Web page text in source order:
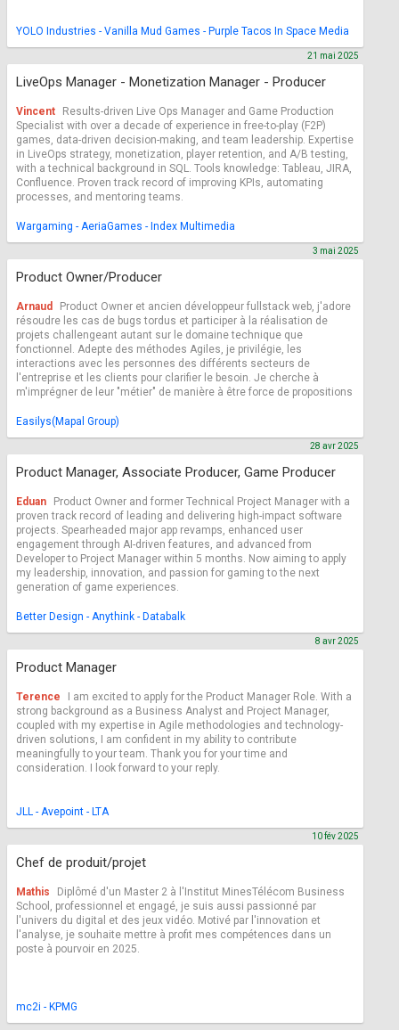
YOLO Industries - Vanilla Mud Games - Purple Tacos In Space Media
LiveOps Manager - Monetization Manager - Producer
21 mai 2025
Vincent
Results-driven Live Ops Manager and Game Production
Specialist with over a decade of experience in free-to-play (F2P)
games, data-driven decision-making, and team leadership. Expertise
in LiveOps strategy, monetization, player retention, and A/B testing,
with a technical background in SQL. Tools knowledge: Tableau, JIRA,
Confluence. Proven track record of improving KPIs, automating
processes, and mentoring teams.
Wargaming - AeriaGames - Index Multimedia
Product Owner/Producer
3 mai 2025
Arnaud
Product Owner et ancien développeur fullstack web, j'adore
résoudre les cas de bugs tordus et participer à la réalisation de
projets challengeant autant sur le domaine technique que
fonctionnel. Adepte des méthodes Agiles, je privilégie, les
interactions avec les personnes des différents secteurs de
l'entreprise et les clients pour clarifier le besoin. Je cherche à
m'imprégner de leur "métier" de manière à être force de propositions
Easilys(Mapal Group)
Product Manager, Associate Producer, Game Producer
28 avr 2025
Eduan
Product Owner and former Technical Project Manager with a
proven track record of leading and delivering high-impact software
projects. Spearheaded major app revamps, enhanced user
engagement through AI-driven features, and advanced from
Developer to Project Manager within 5 months. Now aiming to apply
my leadership, innovation, and passion for gaming to the next
generation of game experiences.
Better Design - Anythink - Databalk
Product Manager
8 avr 2025
Terence
I am excited to apply for the Product Manager Role. With a
strong background as a Business Analyst and Project Manager,
coupled with my expertise in Agile methodologies and technology-
driven solutions, I am confident in my ability to contribute
meaningfully to your team. Thank you for your time and
consideration. I look forward to your reply.
JLL - Avepoint - LTA
Chef de produit/projet
10 fév 2025
Mathis
Diplômé d'un Master 2 à l'Institut MinesTélécom Business
School, professionnel et engagé, je suis aussi passionné par
l'univers du digital et des jeux vidéo. Motivé par l'innovation et
l'analyse, je souhaite mettre à profit mes compétences dans un
poste à pourvoir en 2025.
mc2i - KPMG